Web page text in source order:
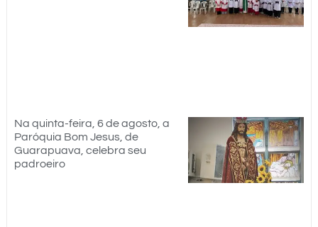
Na quinta-feira, 6 de agosto, a
Paróquia Bom Jesus, de
Guarapuava, celebra seu
padroeiro